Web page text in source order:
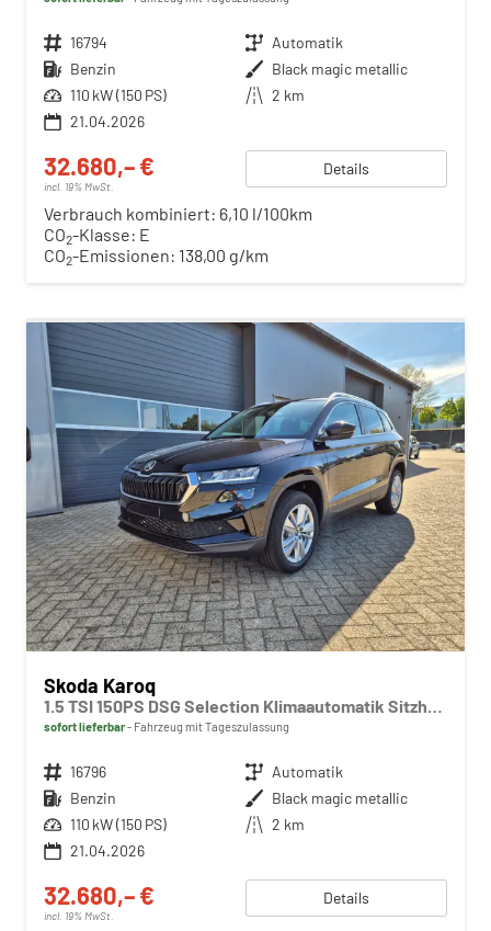
Fahrzeugnr. 16794 Getriebe Automatik
Kraftstoff Benzin Außenfarbe Black magic metallic
Leistung 110 kW (150 PS) Kilometerstand 2 km
21.04.2026
32.680,– €
incl. 19% MwSt.
Details
Verbrauch kombiniert: 6,10 l/100km
CO2-Klasse: E
CO2-Emissionen: 138,00 g/km
Skoda Karoq
1.5 TSI 150PS DSG Selection Klimaautomatik Sitzheizung Lenkradheizung ACC PDC v+h Rückf.Kamera abg.Scheiben Apple CarPlay Android Auto 17"LM
sofort lieferbar Fahrzeug mit Tageszulassung
Fahrzeugnr. 16796 Getriebe Automatik
Kraftstoff Benzin Außenfarbe Black magic metallic
Leistung 110 kW (150 PS) Kilometerstand 2 km
21.04.2026
32.680,– €
incl. 19% MwSt.
Details